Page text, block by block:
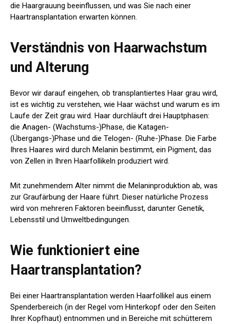
die Haargrauung beeinflussen, und was Sie nach einer
Haartransplantation erwarten können.
Verständnis von Haarwachstum
und Alterung
Bevor wir darauf eingehen, ob transplantiertes Haar grau wird,
ist es wichtig zu verstehen, wie Haar wächst und warum es im
Laufe der Zeit grau wird. Haar durchläuft drei Hauptphasen:
die Anagen- (Wachstums-)Phase, die Katagen-
(Übergangs-)Phase und die Telogen- (Ruhe-)Phase. Die Farbe
Ihres Haares wird durch Melanin bestimmt, ein Pigment, das
von Zellen in Ihren Haarfollikeln produziert wird.
Mit zunehmendem Alter nimmt die Melaninproduktion ab, was
zur Graufärbung der Haare führt. Dieser natürliche Prozess
wird von mehreren Faktoren beeinflusst, darunter Genetik,
Lebensstil und Umweltbedingungen.
Wie funktioniert eine
Haartransplantation?
Bei einer Haartransplantation werden Haarfollikel aus einem
Spenderbereich (in der Regel vom Hinterkopf oder den Seiten
Ihrer Kopfhaut) entnommen und in Bereiche mit schütterem